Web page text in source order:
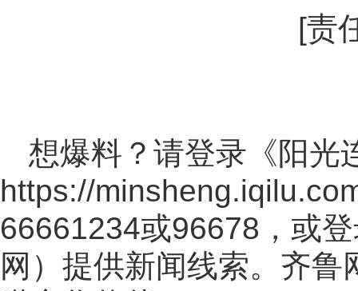
[责
想爆料？请登录《阳光
https://
66661234或96678，或
网 ）提供新闻线索。齐鲁